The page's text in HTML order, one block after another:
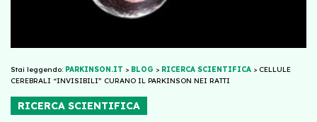
Stai leggendo: PARKINSON.IT > BLOG > RICERCA SCIENTIFICA > CELLULE
CEREBRALI “INVISIBILI” CURANO IL PARKINSON NEI RATTI
RICERCA SCIENTIFICA